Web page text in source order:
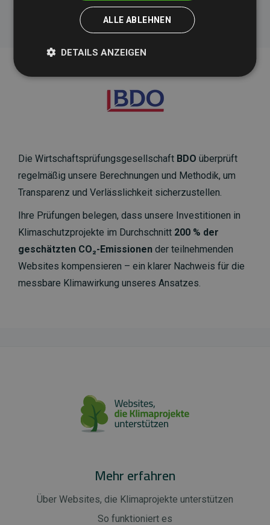
Die Wirtschaftsprüfungsgesellschaft BDO überprüft
regelmäßig unsere Berechnungen und Methodik, um
Transparenz und Verlässlichkeit sicherzustellen.
Ihre Prüfungen belegen, dass unsere Investitionen in
Klimaschutzprojekte im Durchschnitt 200 % der
geschätzten CO₂-Emissionen der teilnehmenden
Websites kompensieren – ein klarer Nachweis für die
messbare Klimawirkung unseres Ansatzes.
Mehr erfahren
Über Websites, die Klimaprojekte unterstützen
So funktioniert es
ALLE ABLEHNEN
DETAILS ANZEIGEN